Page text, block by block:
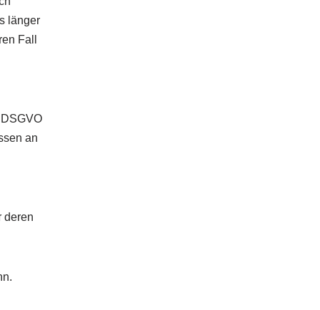
länger
Fall
an
deren